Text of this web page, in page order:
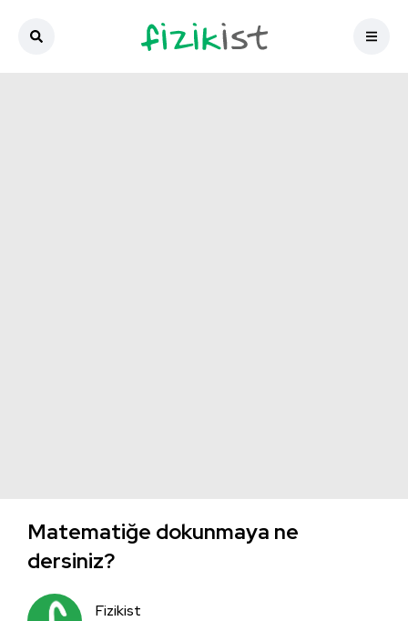
Matematiğe dokunmaya ne
dersiniz?
Fizikist